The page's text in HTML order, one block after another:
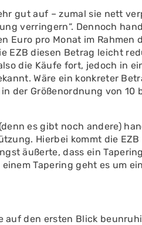
gut auf – zumal sie nett
verringern“. Dennoch
pro Monat im Rahmen
EZB diesen Betrag leicht
die Käufe fort, jedoch in
Wäre ein konkreter
der Größenordnung von 10
es gibt noch andere)
Hierbei kommt die EZB
äußerte, dass ein
Tapering geht es um
auf den ersten Blick